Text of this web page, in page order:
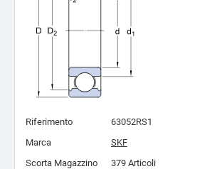
Riferimento
63052RS1
Marca
SKF
Scorta Magazzino
379 Articoli